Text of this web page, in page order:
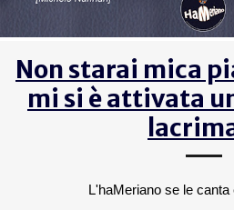
Non starai mica
mi si è attivata
L'haMeriano se le canta